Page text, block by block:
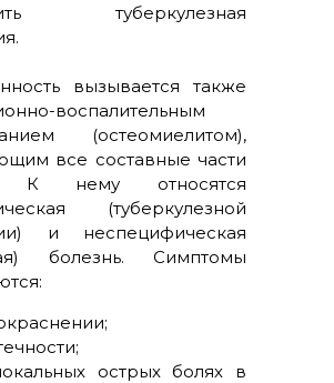
туберкулезная
вызывается также
воспалительным
(остеомиелитом),
все составные части
К нему относятся
(туберкулезной
и неспецифическая
болезнь. Симптомы
острых болях в